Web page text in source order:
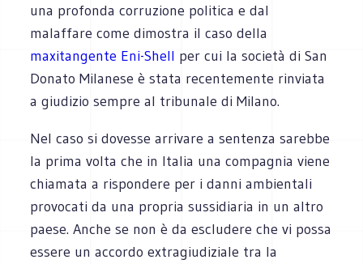
una profonda corruzione politica e dal
malaffare come dimostra il caso della
maxitangente Eni-Shell per cui la società di San
Donato Milanese è stata recentemente rinviata
a giudizio sempre al tribunale di Milano.
Nel caso si dovesse arrivare a sentenza sarebbe
la prima volta che in Italia una compagnia viene
chiamata a rispondere per i danni ambientali
provocati da una propria sussidiaria in un altro
paese. Anche se non è da escludere che vi possa
essere un accordo extragiudiziale tra la